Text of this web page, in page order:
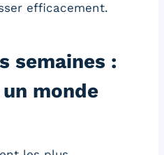
efficacement.
semaines :
monde